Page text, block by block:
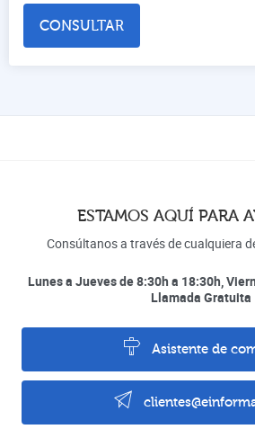
CONSULTAR
ESTAMOS AQUÍ PARA
Consúltanos a través de cualquiera
Lunes a Jueves de 8:30h a 18:30h,
Llamada Gratuita
Asistente de